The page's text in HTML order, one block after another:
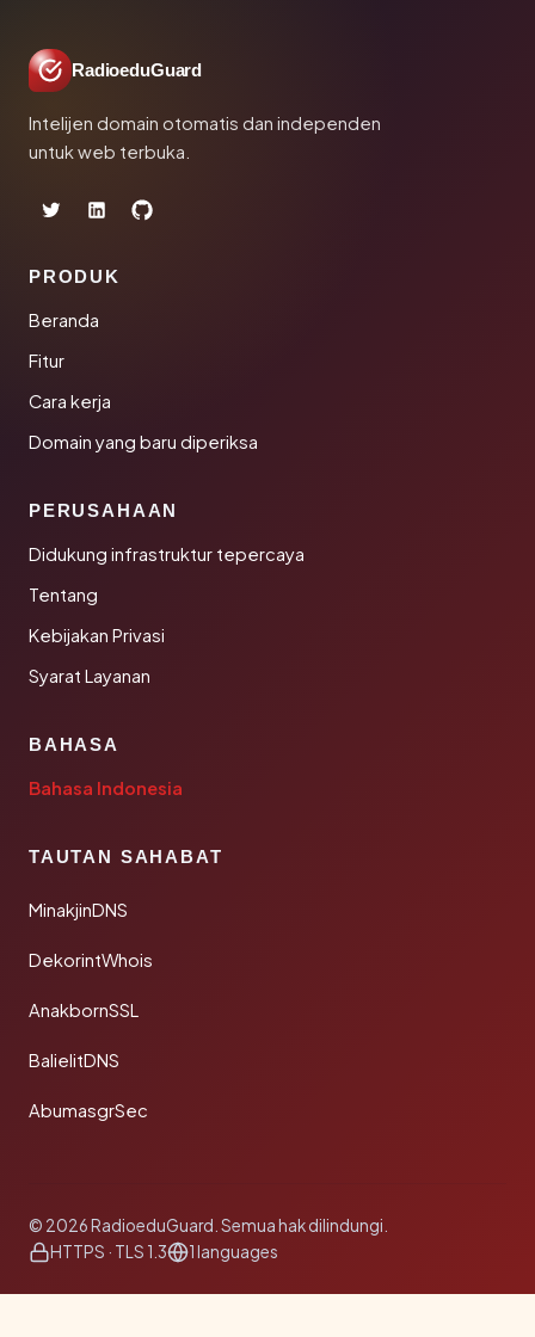
RadioeduGuard
Intelijen domain otomatis dan independen
untuk web terbuka.
PRODUK
Beranda
Fitur
Cara kerja
Domain yang baru diperiksa
PERUSAHAAN
Didukung infrastruktur tepercaya
Tentang
Kebijakan Privasi
Syarat Layanan
BAHASA
Bahasa Indonesia
TAUTAN SAHABAT
MinakjinDNS
DekorintWhois
AnakbornSSL
BalielitDNS
AbumasgrSec
© 2026 RadioeduGuard. Semua hak dilindungi.
HTTPS · TLS 1.3
1 languages